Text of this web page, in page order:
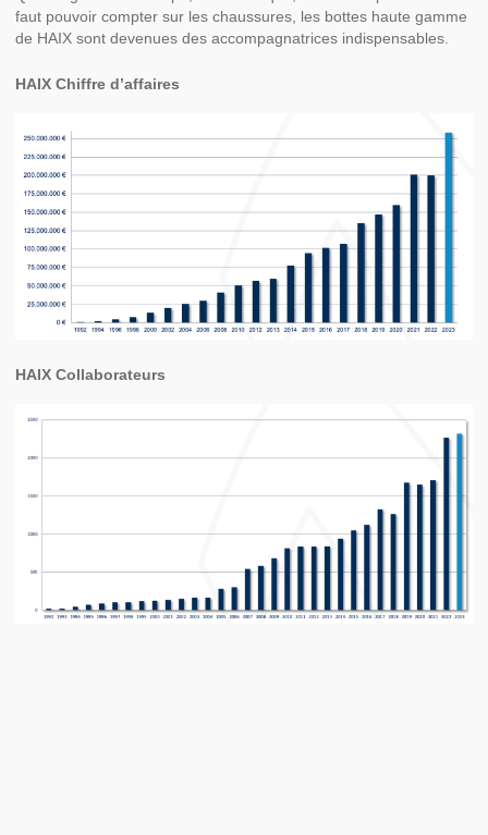
faut pouvoir compter sur les chaussures, les bottes haute gamme
de HAIX sont devenues des accompagnatrices indispensables.
HAIX Chiffre d’affaires
HAIX Collaborateurs